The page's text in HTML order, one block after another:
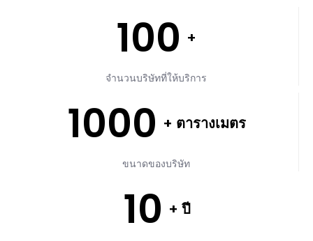
100 +
จำนวนบริษัทที่ให้บริการ
1000 + ตารางเมตร
ขนาดของบริษัท
10 + ปี